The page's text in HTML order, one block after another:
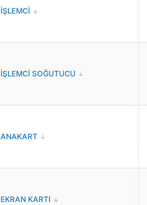
İŞLEMCİ
İŞLEMCİ SOĞUTUCU
ANAKART
EKRAN KARTI